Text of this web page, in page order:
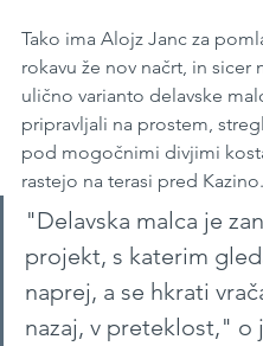
Tako ima Alojz Janc za
rokavu že nov načrt, in sicer
ulično varianto delavske
pripravljali na prostem,
pod mogočnimi divjimi
rastejo na terasi pred Kazino.
"Delavska malca je
projekt, s katerim
naprej, a se hkrati
nazaj, v preteklost," o